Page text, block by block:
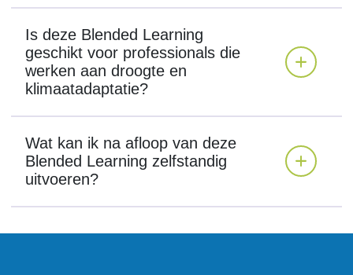
Is deze Blended Learning
geschikt voor professionals die
werken aan droogte en
klimaatadaptatie?
Wat kan ik na afloop van deze
Blended Learning zelfstandig
uitvoeren?